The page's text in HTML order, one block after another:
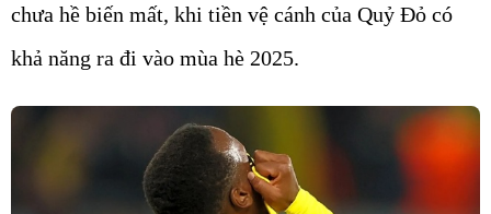
chưa hề biến mất, khi tiền vệ cánh của Quỷ Đỏ có
khả năng ra đi vào mùa hè 2025.